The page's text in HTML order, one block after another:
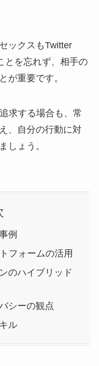
ックスもTwitter
とを忘れず、相手の
が重要です。
求する場合も、常
、自分の行動に対
しょう。
例
フォームの活用
のハイブリッド
シーの観点
ル